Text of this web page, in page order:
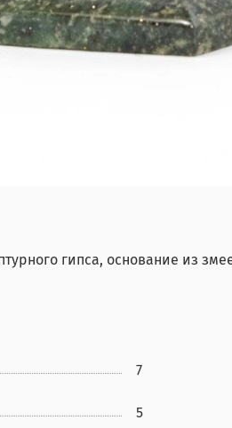
гипса, основание из
7
5